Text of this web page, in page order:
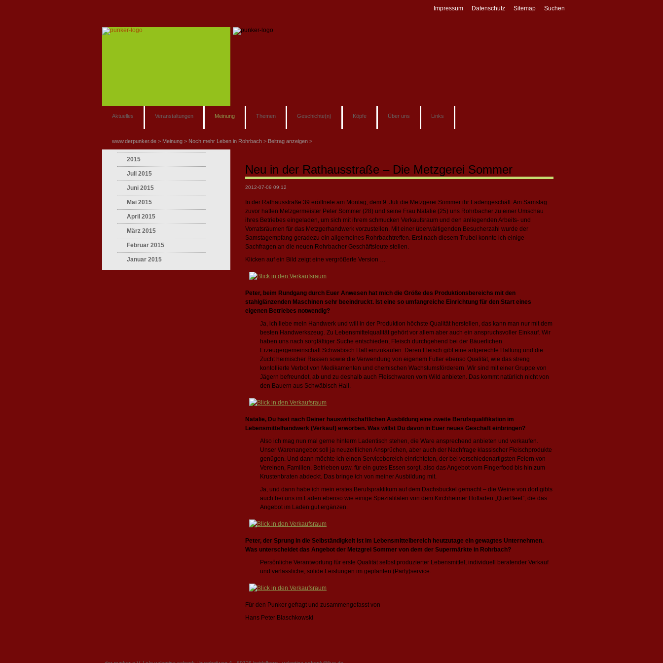
Aktuelles Veranstaltungen Meinung Themen Geschichte(n) Köpfe Über uns Links
www.derpunker.de Meinung Noch mehr Leben in Rohrbach Beitrag anzeigen
Impressum Datenschutz Sitemap Suchen
Neu in der Rathausstraße – Die Metzgerei Sommer
2012-07-09 09:12
In der Rathausstraße 39 eröffnete am Montag, dem 9. Juli die Metzgerei Sommer ihr Ladengeschäft. Am Samstag
zuvor hatten Metzgermeister Peter Sommer (28) und seine Frau Natalie (25) uns Rohrbacher zu einer Umschau
ihres Betriebes eingeladen, um sich mit ihrem schmucken Verkaufsraum und den anliegenden Arbeits- und
Vorratsräumen für das Metzgerhandwerk vorzustellen. Mit einer überwältigenden Besucherzahl wurde der
Samstagempfang geradezu ein allgemeines Rohrbachtreffen. Erst nach diesem Trubel konnte ich einige
Sachfragen an die neuen Rohrbacher Geschäftsleute stellen.
Klicken auf ein Bild zeigt eine vergrößerte Version …
Peter, beim Rundgang durch Euer Anwesen hat mich die Größe des Produktionsbereichs mit den
stahlglänzenden Maschinen sehr beeindruckt. Ist eine so umfangreiche Einrichtung für den Start eines
eigenen Betriebes notwendig?
Ja, ich liebe mein Handwerk und will in der Produktion höchste Qualität herstellen, das kann man nur mit dem
besten Handwerkszeug. Zu Lebensmittelqualität gehört vor allem aber auch ein anspruchsvoller Einkauf. Wir
haben uns nach sorgfältiger Suche entschieden, Fleisch durchgehend bei der Bäuerlichen
Erzeugergemeinschaft Schwäbisch Hall einzukaufen. Deren Fleisch gibt eine artgerechte Haltung und die
Zucht heimischer Rassen sowie die Verwendung von eigenem Futter ebenso Qualität, wie das streng
kontollierte Verbot von Medikamenten und chemischen Wachstumsförderern. Wir sind mit einer Gruppe von
Jägern befreundet, ab und zu deshalb auch Fleischwaren vom Wild anbieten. Das kommt natürlich nicht von
den Bauern aus Schwäbisch Hall.
Natalie, Du hast nach Deiner hauswirtschaftlichen Ausbildung eine zweite Berufsqualifikation im
Lebensmittelhandwerk (Verkauf) erworben. Was willst Du davon in Euer neues Geschäft einbringen?
Also ich mag nun mal gerne hinterm Ladentisch stehen, die Ware ansprechend anbieten und verkaufen.
Unser Warenangebot soll ja neuzeitlichen Ansprüchen, aber auch der Nachfrage klassischer Fleischprodukte
genügen. Und dann möchte ich einen Servicebereich einrichteten, der bei verschiedenartigsten Feiern von
Vereinen, Familien, Betrieben usw. für ein gutes Essen sorgt, also das Angebot vom Fingerfood bis hin zum
Krustenbraten abdeckt. Das bringe ich von meiner Ausbildung mit.
Ja, und dann habe ich mein erstes Berufspraktikum auf dem Dachsbuckel gemacht – die Weine von dort gibts
auch bei uns im Laden ebenso wie einige Spezialitäten von dem Kirchheimer Hofladen „QuerBeet”, die das
Angebot im Laden gut ergänzen.
Peter, der Sprung in die Selbständigkeit ist im Lebensmittelbereich heutzutage ein gewagtes Unternehmen.
Was unterscheidet das Angebot der Metzgrei Sommer von dem der Supermärkte in Rohrbach?
Persönliche Verantwortung für erste Qualität selbst produzierter Lebensmittel, individuell beratender Verkauf
und verlässliche, solide Leistungen im geplanten (Party)service.
Für den Punker gefragt und zusammengefasst von
Hans Peter Blaschkowski
2015
Juli 2015
Juni 2015
Mai 2015
April 2015
März 2015
Februar 2015
Januar 2015